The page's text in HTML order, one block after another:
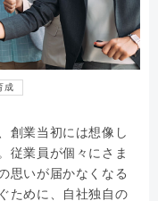
成
創業当初には想像し
従業員が個々にさま
思いが届かなくなる
ために、自社独自の